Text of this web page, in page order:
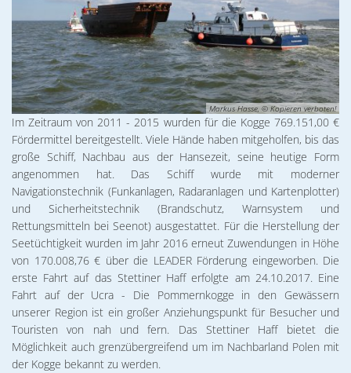
Markus Hasse, © Kopieren verboten!
Im Zeitraum von 2011 - 2015 wurden für die Kogge 769.151,00 €
Fördermittel bereitgestellt. Viele Hände haben mitgeholfen, bis das
große Schiff, Nachbau aus der Hansezeit, seine heutige Form
angenommen hat. Das Schiff wurde mit moderner
Navigationstechnik (Funkanlagen, Radaranlagen und Kartenplotter)
und Sicherheitstechnik (Brandschutz, Warnsystem und
Rettungsmitteln bei Seenot) ausgestattet. Für die Herstellung der
Seetüchtigkeit wurden im Jahr 2016 erneut Zuwendungen in Höhe
von 170.008,76 € über die LEADER Förderung eingeworben. Die
erste Fahrt auf das Stettiner Haff erfolgte am 24.10.2017. Eine
Fahrt auf der Ucra - Die Pommernkogge in den Gewässern
unserer Region ist ein großer Anziehungspunkt für Besucher und
Touristen von nah und fern. Das Stettiner Haff bietet die
Möglichkeit auch grenzübergreifend um im Nachbarland Polen mit
der Kogge bekannt zu werden.